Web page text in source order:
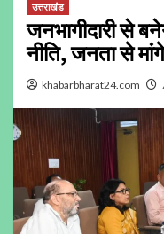
उत्तराखंड
जनभागीदारी से
नीति, जनता से
khabarbharat24.com